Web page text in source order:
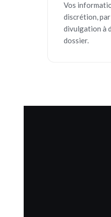
Vos
discrétion,
divulgation à
dossier.